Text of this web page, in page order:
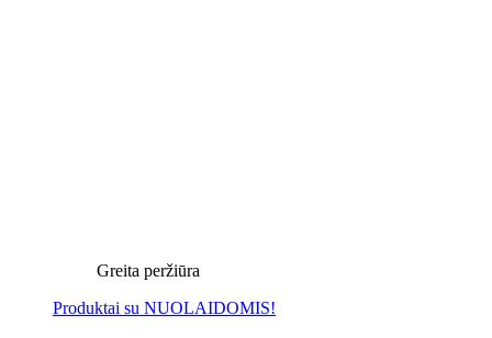
Greita peržiūra
Produktai su NUOLAIDOMIS!